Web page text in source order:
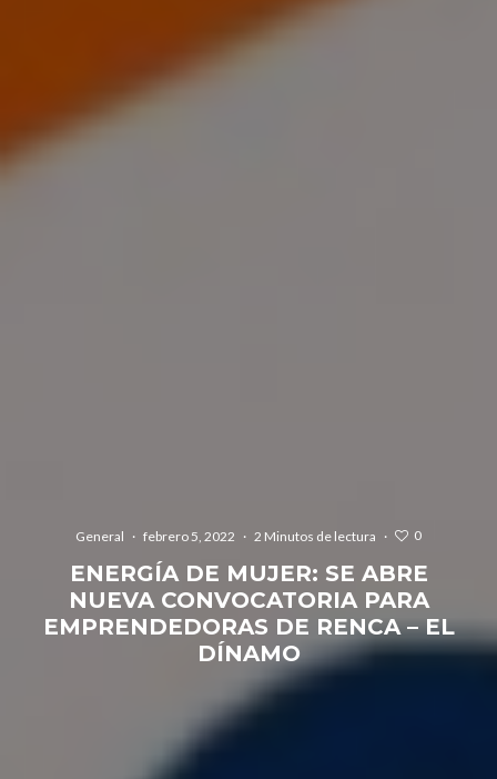
General · febrero 5, 2022 · 2 Minutos de lectura · 0
ENERGÍA DE MUJER: SE ABRE
NUEVA CONVOCATORIA PARA
EMPRENDEDORAS DE RENCA – EL
DÍNAMO